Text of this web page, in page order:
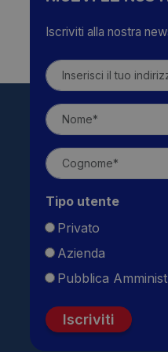
Iscriviti alla nostra
Tipo utente
Privato
Azienda
Pubblica
Iscriviti